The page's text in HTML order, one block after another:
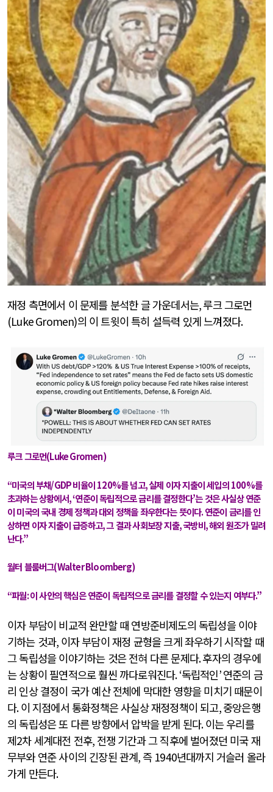
재정 측면에서 이 문제를 분석한 글 가운데서는,루크 그로먼
(Luke Gromen)의 이 트윗이 특히 설득력 있게 느껴졌다.
루크 그로먼(Luke Gromen)
“미국의 부채/GDP비율이120%를 넘고,실제 이자 지출이 세입의100%를
초과하는 상황에서, ‘연준이 독립적으로 금리를 결정한다’는 것은 사실상 연준
이 미국의 국내 경제 정책과 대외 정책을 좌우한다는 뜻이다.연준이 금리를 인
상하면 이자 지출이 급증하고,그 결과 사회보장 지출,국방비,해외 원조가 밀려
난다.”
월터 블룸버그(Walter Bloomberg)
“파월:이 사안의 핵심은 연준이 독립적으로 금리를 결정할 수 있는지 여부다.”
이자 부담이 비교적 완만할 때 연방준비제도의 독립성을 이야
기하는 것과, 이자 부담이 재정 균형을 크게 좌우하기 시작할 때
그 독립성을 이야기하는 것은 전혀 다른 문제다.후자의 경우에
는 상황이 필연적으로 훨씬 까다로워진다. ‘독립적인’연준의 금
리 인상 결정이 국가 예산 전체에 막대한 영향을 미치기 때문이
다.이 지점에서 통화정책은 사실상 재정정책이 되고,중앙은행
의 독립성은 또 다른 방향에서 압박을 받게 된다.이는 우리를
제2차 세계대전 전후, 전쟁 기간과 그 직후에 벌어졌던 미국 재
무부와 연준 사이의 긴장된 관계,즉 1940년대까지 거슬러 올라
가게 만든다.